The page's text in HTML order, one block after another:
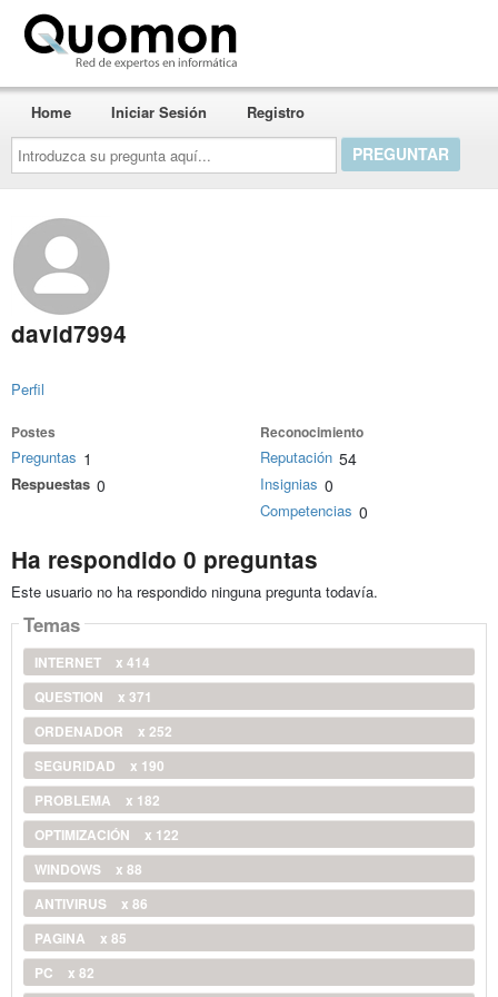
Introduzca
su
pregunta
aquí...
Home Iniciar Sesión Registro
david7994
Perfil
Postes
Preguntas 1
Respuestas 0
Reconocimiento
Reputación 54
Insignias 0
Competencias 0
Ha respondido 0 preguntas
Este usuario no ha respondido ninguna pregunta todavía.
Temas
INTERNET
x 414
QUESTION
x 371
ORDENADOR
x 252
SEGURIDAD
x 190
PROBLEMA
x 182
OPTIMIZACIÓN
x 122
WINDOWS
x 88
ANTIVIRUS
x 86
PAGINA
x 85
PC
x 82